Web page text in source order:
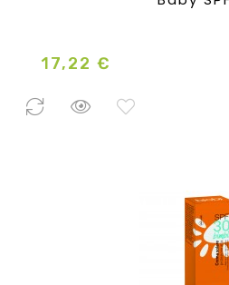
Prezzo
17,22 €
0 Pezzi